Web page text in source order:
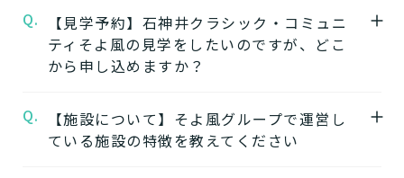
いただけます。
※認定のご状況によって受けられるサービス
が変わります。
※詳細については各施設にお問い合わせくだ
石神井クラシック・コミュニティそよ風の資
料はこちらよりご請求いただけます。
石神井クラシック・コミュニティそよ風の資
★そのほかこの介護施設について…相談した
Q.
【見学予約】石神井クラシック・コミュニ
ティそよ風の見学をしたいのですが、どこ
から申し込めますか？
石神井クラシック・コミュニティそよ風の見
学はこちらよりお申込みいただけます。
Q.
【施設について】そよ風グループで運営し
ている施設の特徴を教えてください